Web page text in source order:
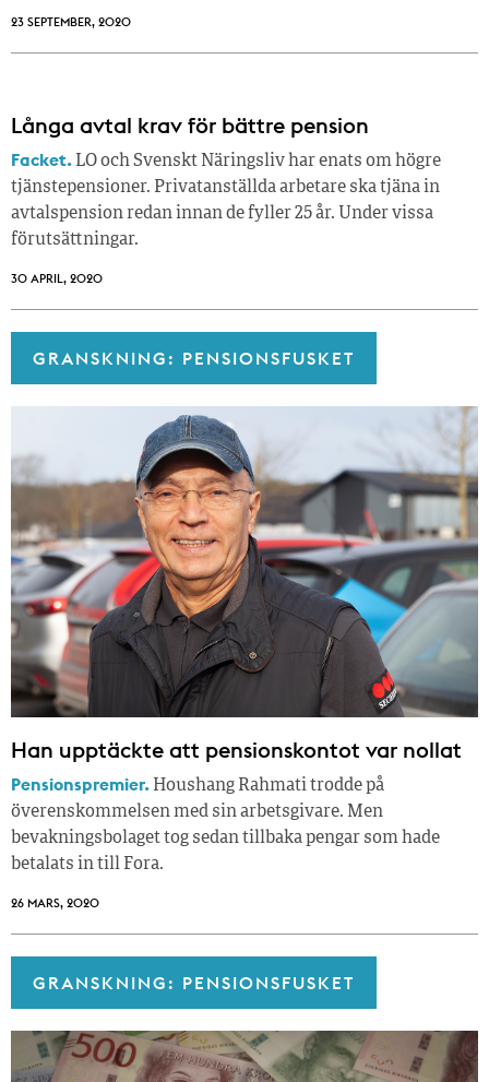
23 SEPTEMBER, 2020
Långa avtal krav för bättre pension
Facket. LO och Svenskt Näringsliv har enats om högre
tjänstepensioner. Privatanställda arbetare ska tjäna in
avtalspension redan innan de fyller 25 år. Under vissa
förutsättningar.
30 APRIL, 2020
GRANSKNING: PENSIONSFUSKET
Han upptäckte att pensionskontot var nollat
Pensionspremier. Houshang Rahmati trodde på
överenskommelsen med sin arbetsgivare. Men
bevakningsbolaget tog sedan tillbaka pengar som hade
betalats in till Fora.
26 MARS, 2020
GRANSKNING: PENSIONSFUSKET